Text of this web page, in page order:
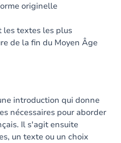
originelle
les textes les plus
de la fin du Moyen Âge
introduction qui donne
nécessaires pour aborder
Il s'agit ensuite
un texte ou un choix